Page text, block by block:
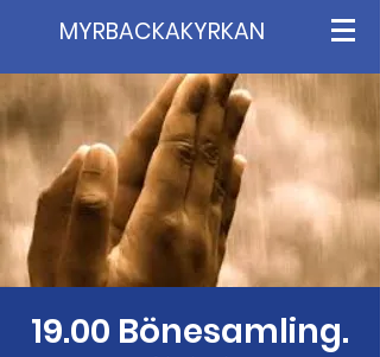
MYRBACKAKYRKAN
19.00 Bönesamling.